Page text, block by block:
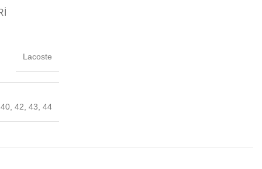
Lacoste
40, 42, 43, 44